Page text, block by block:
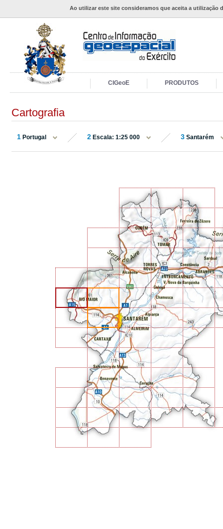
Ao utilizar este site consideramos que aceita a utilização
CIGeoE PRODUTOS
Cartografia
1 Portugal 2 Escala: 1:25 000 3 Santarém